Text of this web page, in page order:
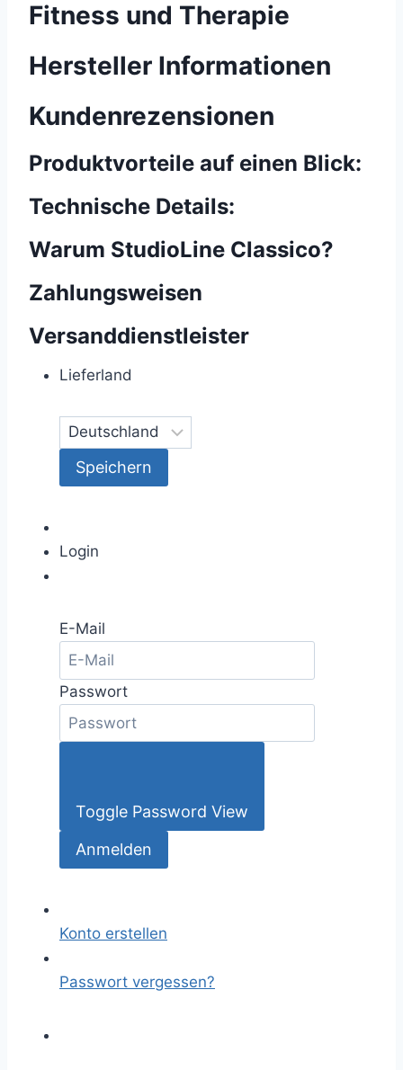
Fitness und Therapie
Hersteller Informationen
Kundenrezensionen
Produktvorteile auf einen Blick:
Technische Details:
Warum StudioLine Classico?
Zahlungsweisen
Versanddienstleister
Lieferland
Login
E-Mail
Passwort
Toggle Password View
Konto erstellen
Passwort vergessen?